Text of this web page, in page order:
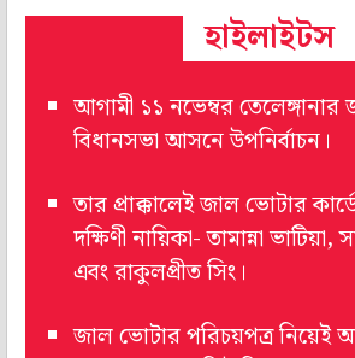
হাইলাইটস
আগামী ১১ নভেম্বর তেলেঙ্গানার
বিধানসভা আসনে উপনির্বাচন।
তার প্রাক্কালেই জাল ভোটার
দক্ষিণী নায়িকা- তামান্না ভাটিয়া,
এবং রাকুলপ্রীত সিং।
জাল ভোটার পরিচয়পত্র নিয়েই